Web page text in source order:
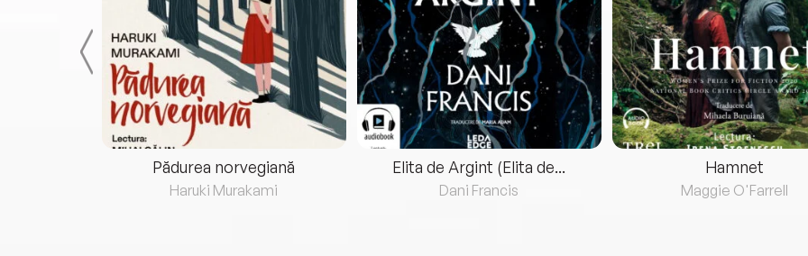
Pădurea norvegiană
Haruki Murakami
Elita de Argint (Elita de...
Dani Francis
Hamnet
Maggie O'Farrell